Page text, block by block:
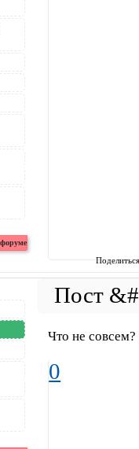
Что не совсем?
0